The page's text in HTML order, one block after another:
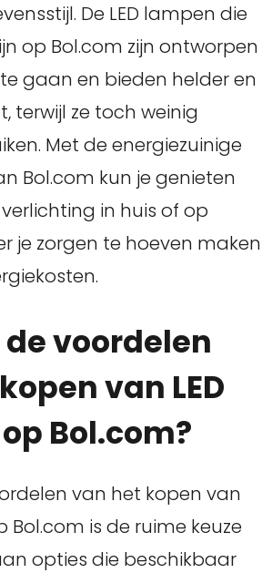
De LED lampen die
op Bol.com zijn ontworpen
gaan en bieden helder en
terwijl ze toch weinig
Met de energiezuinige
Bol.com kun je genieten
in huis of op
je zorgen te hoeven maken
voordelen
van LED
Bol.com?
van het kopen van
Bol.com is de ruime keuze
opties die beschikbaar